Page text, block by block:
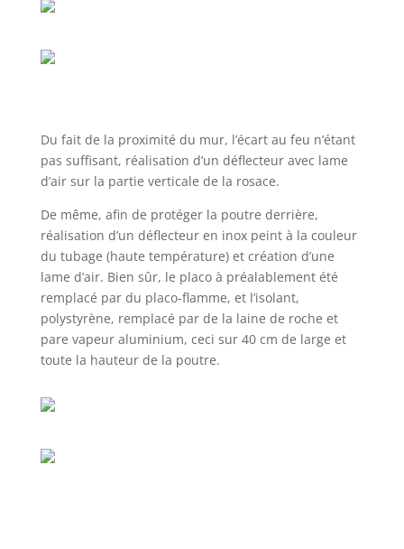
Du fait de la proximité du mur, l’écart au feu n’étant
pas suffisant, réalisation d’un déflecteur avec lame
d’air sur la partie verticale de la rosace.
De même, afin de protéger la poutre derrière,
réalisation d’un déflecteur en inox peint à la couleur
du tubage (haute température) et création d’une
lame d’air. Bien sûr, le placo à préalablement été
remplacé par du placo-flamme, et l’isolant,
polystyrène, remplacé par de la laine de roche et
pare vapeur aluminium, ceci sur 40 cm de large et
toute la hauteur de la poutre.